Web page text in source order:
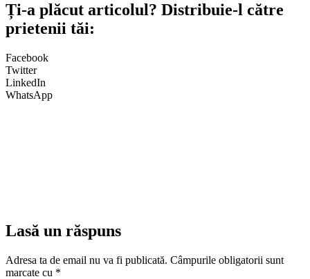
Ți-a plăcut articolul? Distribuie-l către
prietenii tăi:
Facebook
Twitter
LinkedIn
WhatsApp
Lasă un răspuns
Adresa ta de email nu va fi publicată. Câmpurile obligatorii sunt
marcate cu *